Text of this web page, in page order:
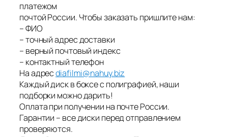
платежом
почтой России. Чтобы заказать пришлите нам:
– ФИО
– точный адрес доставки
– верный почтовый индекс
– контактный телефон
На адресdiafilmi@nahuy.biz
Каждый диск в боксе с полиграфией, наши
подборки можно дарить!
Оплата при получении на почте России.
Гарантии – все диски перед отправлением
проверяются.